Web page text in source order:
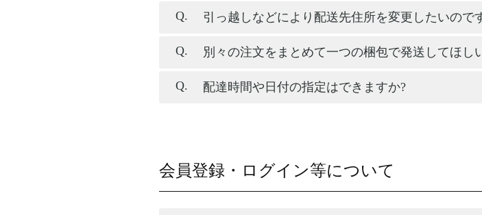
引っ越しなどにより配送先住所を変更したいので
別々の注文をまとめて一つの梱包で発送してほし
配達時間や日付の指定はできますか?
会員登録・ログイン等について